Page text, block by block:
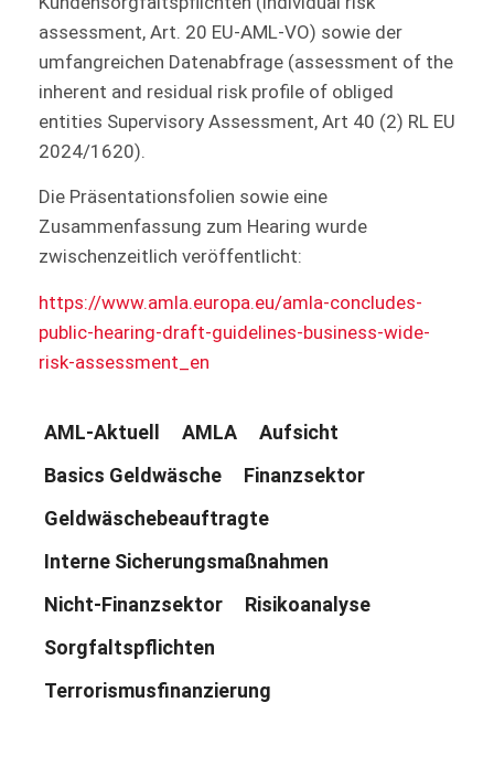
assessment, Art. 20 EU-AML-VO) sowie der
umfangreichen Datenabfrage (assessment of the
inherent and residual risk profile of obliged
entities Supervisory Assessment, Art 40 (2) RL EU
2024/1620).
Die Präsentationsfolien sowie eine
Zusammenfassung zum Hearing wurde
zwischenzeitlich veröffentlicht:
https://www.amla.europa.eu/amla-concludes-
public-hearing-draft-guidelines-business-wide-
risk-assessment_en
AML-Aktuell AMLA
Aufsicht
Basics Geldwäsche
Finanzsektor
Geldwäschebeauftragte
Interne Sicherungsmaßnahmen
Nicht-Finanzsektor
Risikoanalyse
Sorgfaltspflichten
Terrorismusfinanzierung